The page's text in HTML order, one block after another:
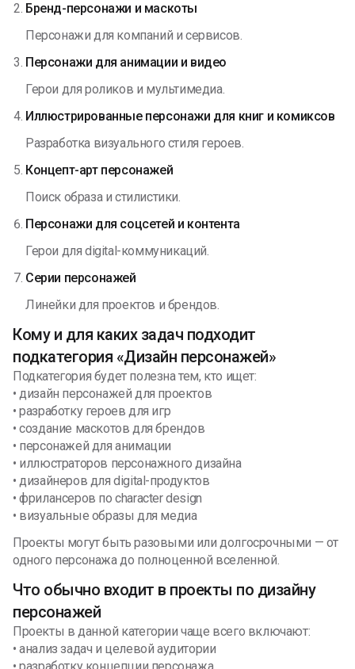
Бренд-персонажи и маскоты
Персонажи для компаний и сервисов.
Персонажи для анимации и видео
Герои для роликов и мультимедиа.
Иллюстрированные персонажи для книг и комиксов
Разработка визуального стиля героев.
Концепт-арт персонажей
Поиск образа и стилистики.
Персонажи для соцсетей и контента
Герои для digital-коммуникаций.
Серии персонажей
Линейки для проектов и брендов.
Кому и для каких задач подходит
подкатегория «Дизайн персонажей»
Подкатегория будет полезна тем, кто ищет:
• дизайн персонажей для проектов
• разработку героев для игр
• создание маскотов для брендов
• персонажей для анимации
• иллюстраторов персонажного дизайна
• дизайнеров для digital-продуктов
• фрилансеров по character design
• визуальные образы для медиа
Проекты могут быть разовыми или долгосрочными — от
одного персонажа до полноценной вселенной.
Что обычно входит в проекты по дизайну
персонажей
Проекты в данной категории чаще всего включают:
• анализ задач и целевой аудитории